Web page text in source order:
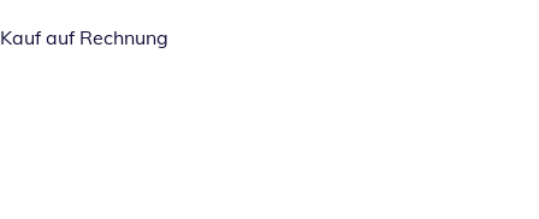
Kauf auf Rechnung